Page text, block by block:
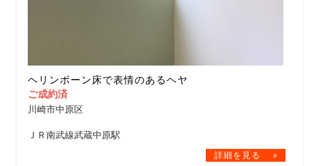
ヘリンボーン床で表情のあるヘヤ
ご成約済
川崎市中原区
ＪＲ南武線武蔵中原駅